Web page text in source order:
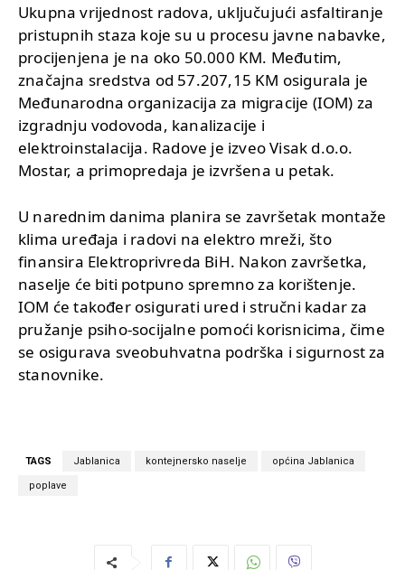
Ukupna vrijednost radova, uključujući asfaltiranje
pristupnih staza koje su u procesu javne nabavke,
procijenjena je na oko 50.000 KM. Međutim,
značajna sredstva od 57.207,15 KM osigurala je
Međunarodna organizacija za migracije (IOM) za
izgradnju vodovoda, kanalizacije i
elektroinstalacija. Radove je izveo Visak d.o.o.
Mostar, a primopredaja je izvršena u petak.
U narednim danima planira se završetak montaže
klima uređaja i radovi na elektro mreži, što
finansira Elektroprivreda BiH. Nakon završetka,
naselje će biti potpuno spremno za korištenje.
IOM će također osigurati ured i stručni kadar za
pružanje psiho-socijalne pomoći korisnicima, čime
se osigurava sveobuhvatna podrška i sigurnost za
stanovnike.
TAGS Jablanica kontejnersko naselje općina Jablanica
poplave